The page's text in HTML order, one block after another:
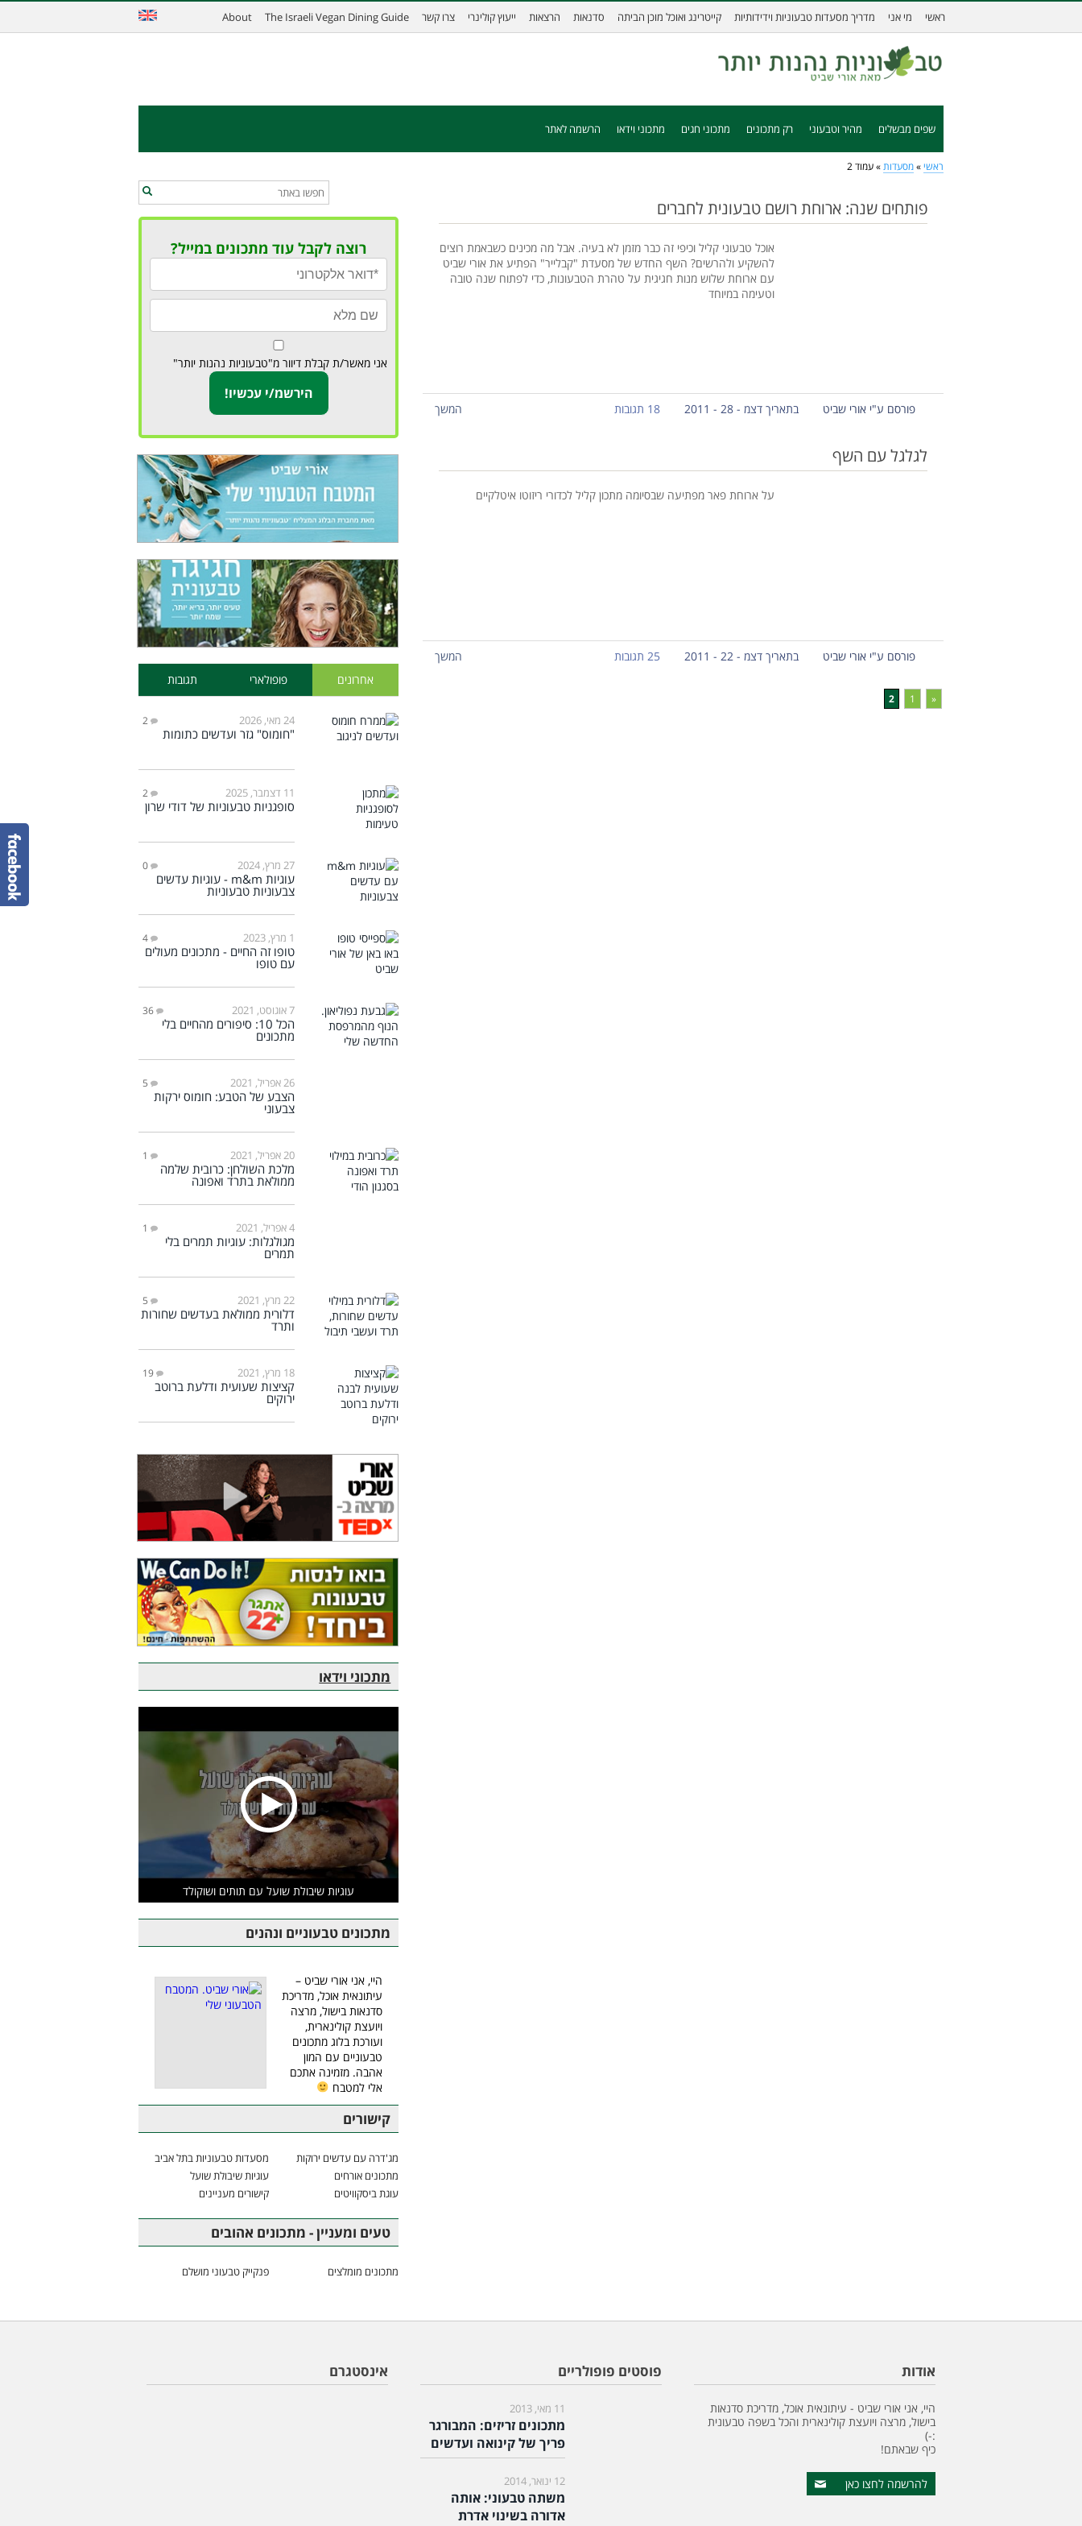
ראשי מי אני מדריך מסעדות טבעוניות וידידותיות קייטרינג ואוכל מוכן הביתה סדנאות הרצאות ייעוץ קולינרי צרו קשר The Israeli Vegan Dining Guide
About
שפים מבשלים מהיר וטבעוני רק מתכונים מתכוני חגים מתכוני וידאו הרשמה לאתר
ראשי » מסעדות » עמוד 2
פותחים שנה: ארוחת רושם טבעונית לחברים
אוכל טבעוני קליל וכיפי זה כבר מזמן לא בעיה. אבל מה מכינים כשבאמת רוצים
להשקיע ולהרשים? השף החדש של מסעדת "קבלייר" הפתיע את אורי שביט
עם ארוחת שלוש מנות חגיגית על טהרת הטבעונות, כדי לפתוח שנה טובה
וטעימה במיוחד
פורסם ע"י אורי שביט בתאריך דצמ - 28 - 2011 18 תגובות המשך
לגלגל עם השף
על ארוחת פאר מפתיעה שבסיומה מתכון קליל לכדורי ריזוטו איטלקיים
פורסם ע"י אורי שביט בתאריך דצמ - 22 - 2011 25 תגובות המשך
«
1
2
רוצה לקבל עוד מתכונים במייל?
אני מאשר/ת קבלת דיוור מ"טבעוניות נהנות יותר"
אחרונים פופולארי תגובות
24 מאי, 2026 2
"חומוס" גזר ועדשים כתומות
11 דצמבר, 2025 2
סופגניות טבעוניות של דודי שרון
27 מרץ, 2024 0
עוגיות m&m - עוגיות עדשים
צבעוניות טבעוניות
1 מרץ, 2023 4
טופו זה החיים - מתכונים מעולים
עם טופו
7 אוגוסט, 2021 36
הכל 10: סיפורים מהחיים בלי
מתכונים
26 אפריל, 2021 5
הצבע של הטבע: חומוס ירקות
צבעוני
20 אפריל, 2021 1
מלכת השולחן: כרובית שלמה
ממולאת בתרד ואפונה
4 אפריל, 2021 1
מגולגלות: עוגיות תמרים בלי
תמרים
22 מרץ, 2021 5
דלורית ממולאת בעדשים שחורות
ותרד
18 מרץ, 2021 19
קציצות שעועית ודלעת ברוטב
ירוקים
מתכוני וידאו
עוגיות שיבולת שועל עם תותים ושוקולד
מתכונים טבעוניים ונהנים
היי, אני אורי שביט –
עיתונאית אוכל, מדריכת
סדנאות בישול, מרצה
ויועצת קולינארית,
ועורכת בלוג מתכונים
טבעוניים עם המון
אהבה. מזמינה אתכם
אלי למטבח
קישורים
מג'דרה עם עדשים ירוקות
מסעדות טבעוניות בתל אביב
מתכונים אורחים
עוגיות שיבולת שועל
עוגת ביסקוויטים
קישורים מעניינים
טעים ומעניין - מתכונים אהובים
מתכונים מומלצים פנקייק טבעוני מושלם
אודות
היי, אני אורי שביט - עיתונאית אוכל, מדריכת סדנאות
בישול, מרצה ויועצת קולינארית והכל בשפה טבעונית
:-)
כיף שבאתם!
להרשמה לחצו כאן
פוסטים פופולריים
11 מאי, 2013
מתכונים זריזים: המבורגר
פריך של קינואה ועדשים
12 ינואר, 2014
משתה טבעוני: אותה
אדורה בשינוי אדרת
אינסטגרם